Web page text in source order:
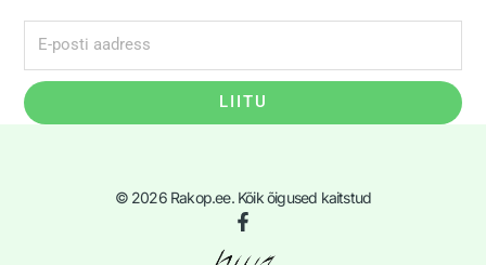
LIITU
© 2026 Rakop.ee. Kõik õigused kaitstud
F
a
c